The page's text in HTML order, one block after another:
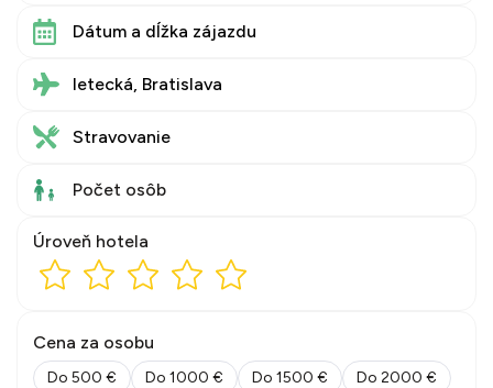
Dátum a dĺžka zájazdu
letecká, Bratislava
Stravovanie
Počet osôb
Úroveň hotela
Cena za osobu
Do 500 € Do 1000 € Do 1500 € Do 2000 €